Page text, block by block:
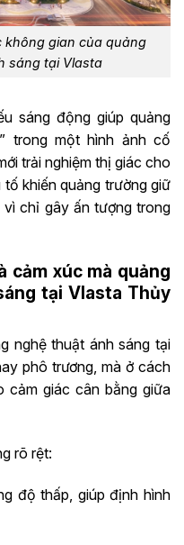
không gian của quảng
sáng tại Vlasta
sáng động giúp quảng
trong một hình ảnh cố
trải nghiệm thị giác cho
khiến quảng trường giữ
chỉ gây ấn tượng trong
cảm xúc mà quảng
tại Vlasta Thủy
nghệ thuật ánh sáng tại
phô trương, mà ở cách
cảm giác cân bằng giữa
rõ rệt:
độ thấp, giúp định hình